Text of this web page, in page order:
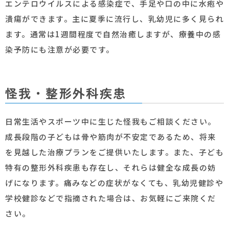
エンテロウイルスによる感染症で、手足や口の中に水疱や
潰瘍ができます。主に夏季に流行し、乳幼児に多く見られ
ます。通常は1週間程度で自然治癒しますが、療養中の感
染予防にも注意が必要です。
怪我・整形外科疾患
日常生活やスポーツ中に生じた怪我もご相談ください。
成長段階の子どもは骨や筋肉が不安定であるため、将来
を見越した治療プランをご提供いたします。また、子ども
特有の整形外科疾患も存在し、それらは健全な成長の妨
げになります。痛みなどの症状がなくても、乳幼児健診や
学校健診などで指摘された場合は、お気軽にご来院くだ
さい。